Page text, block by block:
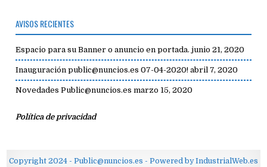
AVISOS RECIENTES
Espacio para su Banner o anuncio en portada. junio 21, 2020
Inauguración public@nuncios.es 07-04-2020! abril 7, 2020
Novedades Public@nuncios.es marzo 15, 2020
Política de privacidad
Copyright 2024 - Public@nuncios.es - Powered by IndustrialWeb.es